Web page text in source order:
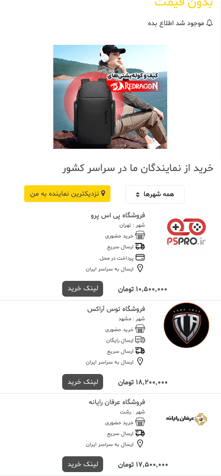
موجود شد اطلاع بده
خرید از نمایندگان ما در سراسر کشور
نزدیکترین نماینده به من
فروشگاه پی اس پرو
شهر : تهران
خرید حضوری
ارسال سریع
پرداخت در محل
ارسال به سراسر ایران
10,500,000 تومان لینک خرید
فروشگاه توس آراکس
شهر : مشهد
خرید حضوری
ارسال رایگان
ارسال سریع
ارسال به سراسر ایران
18,200,000 تومان لینک خرید
فروشگاه عرفان رایانه
شهر : رشت
خرید حضوری
ارسال سریع
ارسال به سراسر ایران
17,500,000 تومان لینک خرید